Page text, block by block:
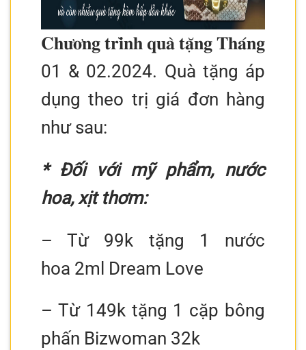
𝐂𝐡𝐮̛𝐨̛𝐧𝐠 𝐭𝐫𝐢̀𝐧𝐡 𝐪𝐮𝐚̀ 𝐭𝐚̣̆𝐧𝐠 𝐓𝐡𝐚́𝐧𝐠
01 & 02.2024. Quà tặng áp
dụng theo trị giá đơn hàng
như sau:
* Đối với mỹ phẩm, nước
hoa, xịt thơm:
– Từ 99k tặng 1 nước
hoa 2ml Dream Love
– Từ 149k tặng 1 cặp bông
phấn Bizwoman 32k